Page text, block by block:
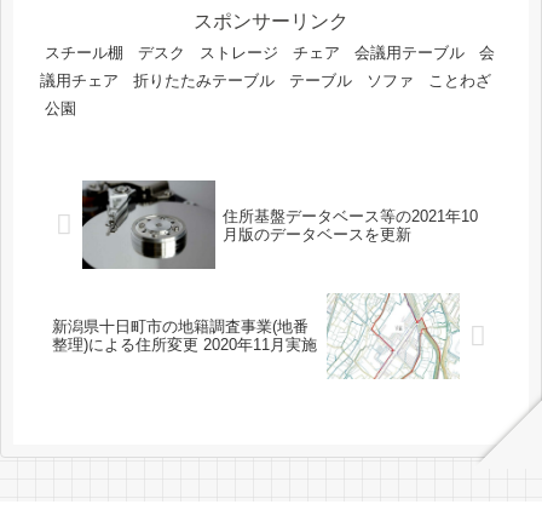
スポンサーリンク
スチール棚 デスク ストレージ チェア 会議用テーブル
会
議用チェア
折りたたみテーブル テーブル ソファ
ことわざ
公園
住所基盤データベース等の2021年10
月版のデータベースを更新
新潟県十日町市の地籍調査事業(地番
整理)による住所変更 2020年11月実施